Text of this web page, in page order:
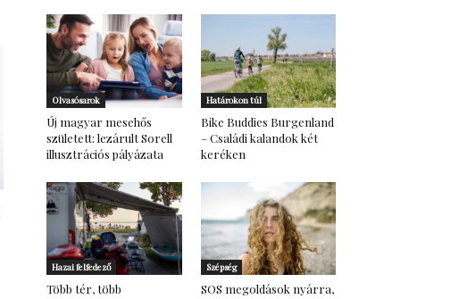
Olvasósarok
Új magyar mesehős
született: lezárult Sorell
illusztrációs pályázata
Határokon túl
Bike Buddies Burgenland
– Családi kalandok két
keréken
Hazai felfedező
Több tér, több
Szépség
SOS megoldások nyárra,